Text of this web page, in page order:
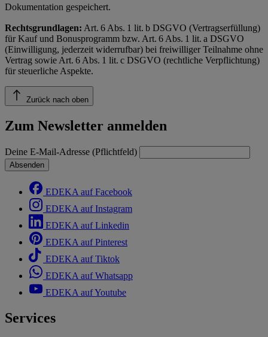
Dokumentation gespeichert.
Rechtsgrundlagen: Art. 6 Abs. 1 lit. b DSGVO (Vertragserfüllung)
für Kauf und Bonusprogramm bzw. Art. 6 Abs. 1 lit. a DSGVO
(Einwilligung, jederzeit widerrufbar) bei freiwilliger Teilnahme ohne
Vertrag sowie Art. 6 Abs. 1 lit. c DSGVO (rechtliche Verpflichtung)
für steuerliche Aspekte.
Zurück nach oben
Zum Newsletter anmelden
Deine E-Mail-Adresse (Pflichtfeld)
Absenden
EDEKA auf Facebook
EDEKA auf Instagram
EDEKA auf Linkedin
EDEKA auf Pinterest
EDEKA auf Tiktok
EDEKA auf Whatsapp
EDEKA auf Youtube
Services